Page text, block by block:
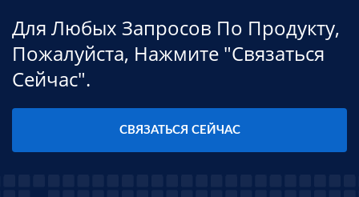
Для Любых Запросов По Продукту,
Пожалуйста, Нажмите "связаться
Сейчас".
СВЯЗАТЬСЯ СЕЙЧАС